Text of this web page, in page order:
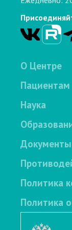
О Центре
Пациентам
Наука
Документы
Политика
Политика